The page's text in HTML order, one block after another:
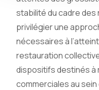
stabilité du cadre
privilégier une
nécessaires à
restauration
dispositifs destinés à
commerciales au sein